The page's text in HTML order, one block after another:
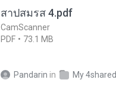
สาปสมรส 4.pdf
CamScanner
PDF
73.1 MB
Pandarin in My 4shared